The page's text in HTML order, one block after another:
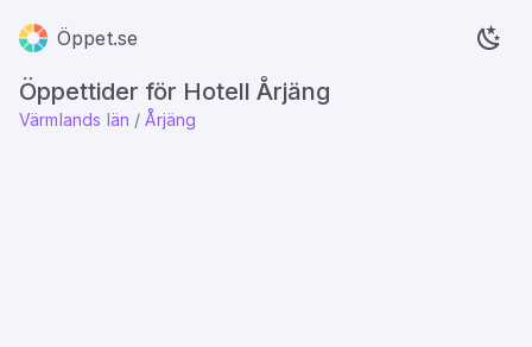
Öppet.se
Öppettider för Hotell Årjäng
Värmlands län / Årjäng